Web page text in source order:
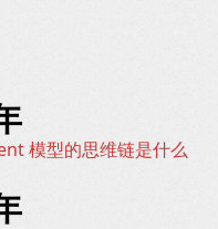
模型的思维链是什么